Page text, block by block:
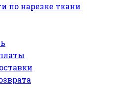
по нарезке ткани